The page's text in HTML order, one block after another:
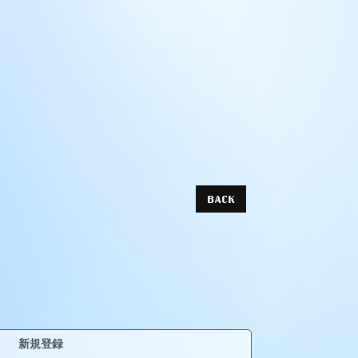
BACK
新規登録